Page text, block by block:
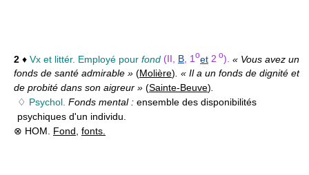
2 ♦ Vx et littér. Employé pour fond (II, B, 1oet 2 o). « Vous avez un
fonds de santé admirable » (Molière). « Il a un fonds de dignité et
de probité dans son aigreur » (Sainte-Beuve).
♢ Psychol. Fonds mental : ensemble des disponibilités
psychiques d'un individu.
⊗ HOM. Fond, fonts.